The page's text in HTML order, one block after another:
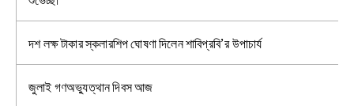
দশ লক্ষ টাকার স্কলারশিপ ঘোষণা দিলেন শাবিপ্রবি’র উপাচার্য
জুলাই গণঅভ্যুত্থান দিবস আজ